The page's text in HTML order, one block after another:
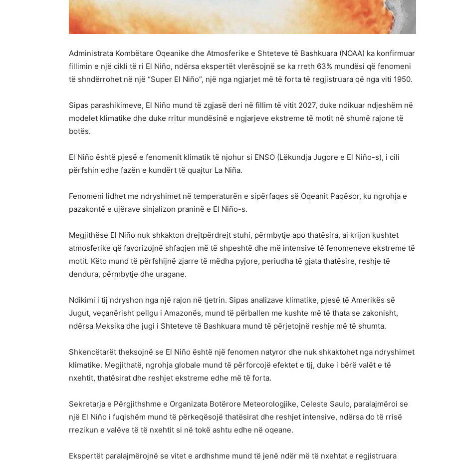
Administrata Kombëtare Oqeanike dhe Atmosferike e Shteteve të Bashkuara (NOAA) ka konfirmuar
fillimin e një cikli të ri El Niño, ndërsa ekspertët vlerësojnë se ka rreth 63% mundësi që fenomeni
të shndërrohet në një “Super El Niño”, një nga ngjarjet më të forta të regjistruara që nga viti 1950.
Sipas parashikimeve, El Niño mund të zgjasë deri në fillim të vitit 2027, duke ndikuar ndjeshëm në
modelet klimatike dhe duke rritur mundësinë e ngjarjeve ekstreme të motit në shumë rajone të
botës.
El Niño është pjesë e fenomenit klimatik të njohur si ENSO (Lëkundja Jugore e El Niño-s), i cili
përfshin edhe fazën e kundërt të quajtur La Niña.
Fenomeni lidhet me ndryshimet në temperaturën e sipërfaqes së Oqeanit Paqësor, ku ngrohja e
pazakontë e ujërave sinjalizon praninë e El Niño-s.
Megjithëse El Niño nuk shkakton drejtpërdrejt stuhi, përmbytje apo thatësira, ai krijon kushtet
atmosferike që favorizojnë shfaqjen më të shpeshtë dhe më intensive të fenomeneve ekstreme të
motit. Këto mund të përfshijnë zjarre të mëdha pyjore, periudha të gjata thatësire, reshje të
dendura, përmbytje dhe uragane.
Ndikimi i tij ndryshon nga një rajon në tjetrin. Sipas analizave klimatike, pjesë të Amerikës së
Jugut, veçanërisht pellgu i Amazonës, mund të përballen me kushte më të thata se zakonisht,
ndërsa Meksika dhe jugi i Shteteve të Bashkuara mund të përjetojnë reshje më të shumta.
Shkencëtarët theksojnë se El Niño është një fenomen natyror dhe nuk shkaktohet nga ndryshimet
klimatike. Megjithatë, ngrohja globale mund të përforcojë efektet e tij, duke i bërë valët e të
nxehtit, thatësirat dhe reshjet ekstreme edhe më të forta.
Sekretarja e Përgjithshme e Organizata Botërore Meteorologjike, Celeste Saulo, paralajmëroi se
një El Niño i fuqishëm mund të përkeqësojë thatësirat dhe reshjet intensive, ndërsa do të rrisë
rrezikun e valëve të të nxehtit si në tokë ashtu edhe në oqeane.
Ekspertët paralajmërojnë se vitet e ardhshme mund të jenë ndër më të nxehtat e regjistruara